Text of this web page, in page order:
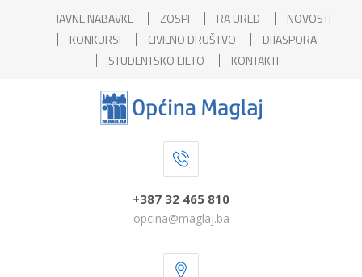
JAVNE NABAVKE ZOSPI RA URED
NOVOSTI
KONKURSI
CIVILNO DRUŠTVO
DIJASPORA
STUDENTSKO LJETO
KONTAKTI
+387 32 465 810
opcina@maglaj.ba